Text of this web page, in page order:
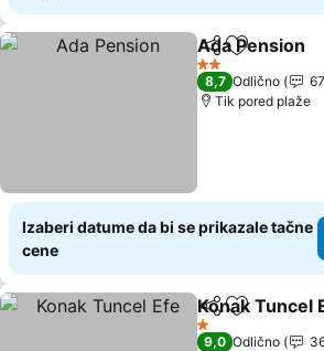
Deli Dodati u
Ada Pension
2 Zvezdice
8,7 Odlično
Tik pored plaže
Izaberi datume da bi se prikazale tačne
cene
Deli Dodati u
Konak Tuncel
1 Zvezdice
9,0 Odlično